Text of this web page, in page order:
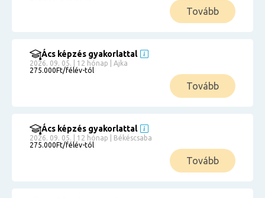
Tovább
Ács képzés gyakorlattal
2026. 09. 05. | 12 hónap | Ajka
275.000Ft/félév-tól
Tovább
Ács képzés gyakorlattal
2026. 09. 05. | 12 hónap | Békéscsaba
275.000Ft/félév-tól
Tovább